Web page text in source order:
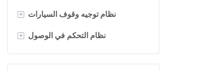
+ نظام توجيه وقوف السيارات
مستشعر الموجات فوق الصوتية + نظام التحكم في الوصول
بوابات دوارة